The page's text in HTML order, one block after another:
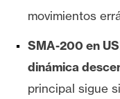
s
e
movimientos
SMA-200 en
dinámica
principal sigue